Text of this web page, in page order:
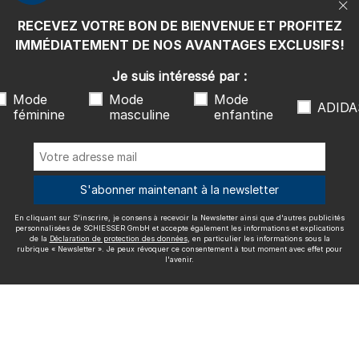
rubrique « Newsletter ». Je peux révoquer ce consentement à tout
Nous livrons avec
Excellente qualité
Plus d'informations sur nos évaluations
RECEVEZ VOTRE BON DE BIENVENUE ET PROFITEZ
IMMÉDIATEMENT DE NOS AVANTAGES EXCLUSIFS!
Je suis intéressé par :
Mode
féminine
Mode
masculine
Mode
enfantine
S'abonner maintenant à la newsletter
En cliquant sur S'inscrire, je consens à recevoir la Newsletter ainsi que d'autres publicités
personnalisées de SCHIESSER GmbH et accepte également les informations et explications
de la Déclaration de protection des données, en particulier les informations sous la
rubrique « Newsletter ». Je peux révoquer ce consentement à tout moment avec effet pour
l'avenir.